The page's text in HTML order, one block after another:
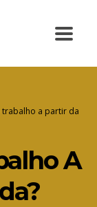
trabalho a partir da
A